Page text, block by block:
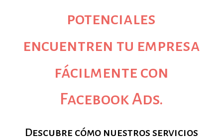
potenciales
encuentren tu empresa
fácilmente con
Facebook Ads.
Descubre cómo nuestros servicios